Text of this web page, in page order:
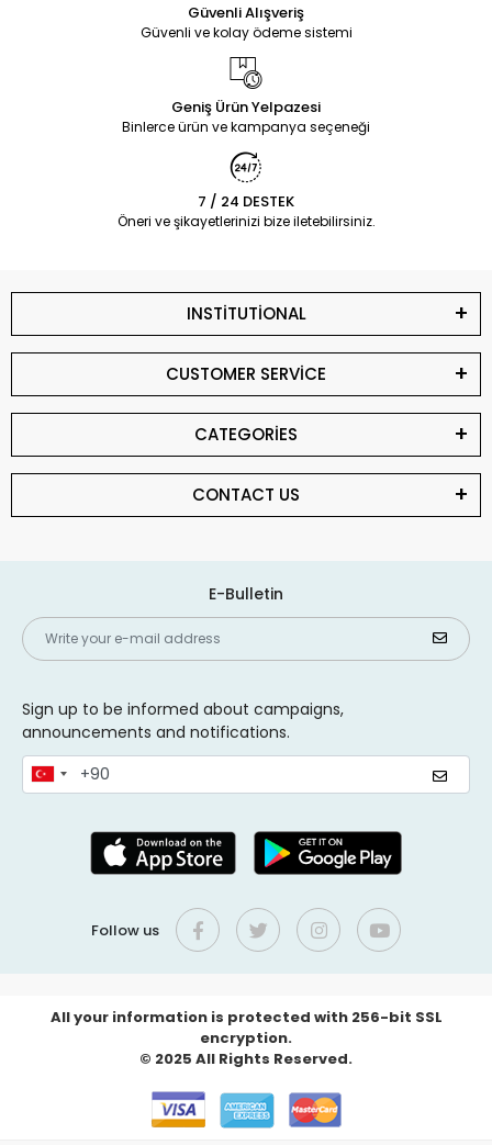
Güvenli Alışveriş
Güvenli ve kolay ödeme sistemi
Geniş Ürün Yelpazesi
Binlerce ürün ve kampanya seçeneği
7 / 24 DESTEK
Öneri ve şikayetlerinizi bize iletebilirsiniz.
INSTİTUTİONAL
CUSTOMER SERVİCE
CATEGORİES
CONTACT US
E-Bulletin
Sign up to be informed about campaigns,
announcements and notifications.
Follow us
All your information is protected with 256-bit SSL
encryption.
© 2025 All Rights Reserved.